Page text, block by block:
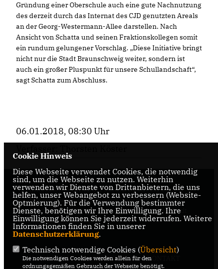
Gründung einer Oberschule auch eine gute Nachnutzung
des derzeit durch das Internat des CJD genutzten Areals
an der Georg-Westermann-Allee darstellen. Nach
Ansicht von Schatta und seinen Fraktionskollegen somit
ein rundum gelungener Vorschlag. „Diese Initiative bringt
nicht nur die Stadt Braunschweig weiter, sondern ist
auch ein großer Pluspunkt für unsere Schullandschaft“,
sagt Schatta zum Abschluss.
06.01.2018, 08:30 Uhr
Internetseite der CDU-Fraktion im Rat der Stadt
Braunschweig, mit aktuellen Informationen rund
um die Kommunalpolitik in der zweitgrößten Stadt
Niedersachsens.
IMPRESSUM DATENSCHUTZ KONTAKT
Cookie Hinweis
Diese Webseite verwendet Cookies, die notwendig
sind, um die Webseite zu nutzen. Weiterhin
verwenden wir Dienste von Drittanbietern, die uns
helfen, unser Webangebot zu verbessern (Website-
Optmierung). Für die Verwendung bestimmter
Dienste, benötigen wir Ihre Einwilligung. Ihre
Einwilligung können Sie jederzeit widerrufen. Weitere
Informationen finden Sie in unserer
Datenschutzerklärung.
Technisch notwendige Cookies (Übersicht)
Die notwendigen Cookies werden allein für den
ordnungsgemäßen Gebrauch der Webseite benötigt.